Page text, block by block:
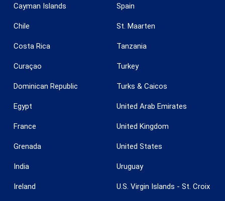
Cayman Islands
Chile
Costa Rica
Curaçao
Dominican Republic
Egypt
France
Grenada
India
Ireland
Spain
St. Maarten
Tanzania
Turkey
Turks & Caicos
United Arab Emirates
United Kingdom
United States
Uruguay
U.S. Virgin Islands - St. Croix
Guardar configuración Aceptar todas